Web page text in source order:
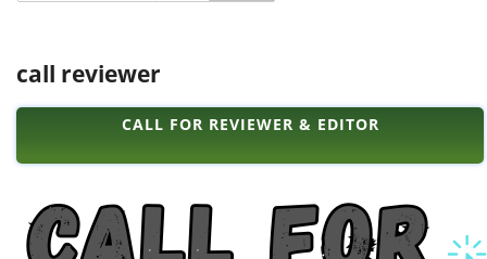
call reviewer
CALL FOR REVIEWER & EDITOR